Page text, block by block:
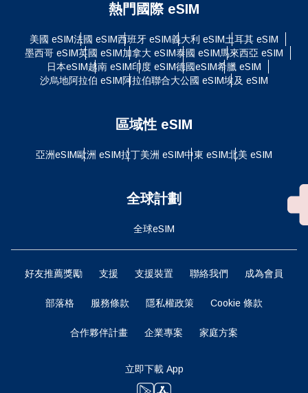
熱門國際 eSIM
美國 eSIM法國 eSIM西班牙 eSIM義大利 eSIM土耳其 eSIM
墨西哥 eSIM英國 eSIM加拿大 eSIM泰國 eSIM馬來西亞 eSIM
日本eSIM越南 eSIM印度 eSIM德國eSIM希臘 eSIM
沙烏地阿拉伯 eSIM阿拉伯聯合大公國 eSIM埃及 eSIM
區域性 eSIM
亞洲eSIM歐洲 eSIM拉丁美洲 eSIM中東 eSIM北美 eSIM
全球計劃
全球eSIM
好友推薦獎勵 支援 支援裝置 聯絡我們 成為會員
部落格 服務條款 隱私權政策 Cookie 條款
合作夥伴計畫 企業專案 家庭方案
立即下載 App